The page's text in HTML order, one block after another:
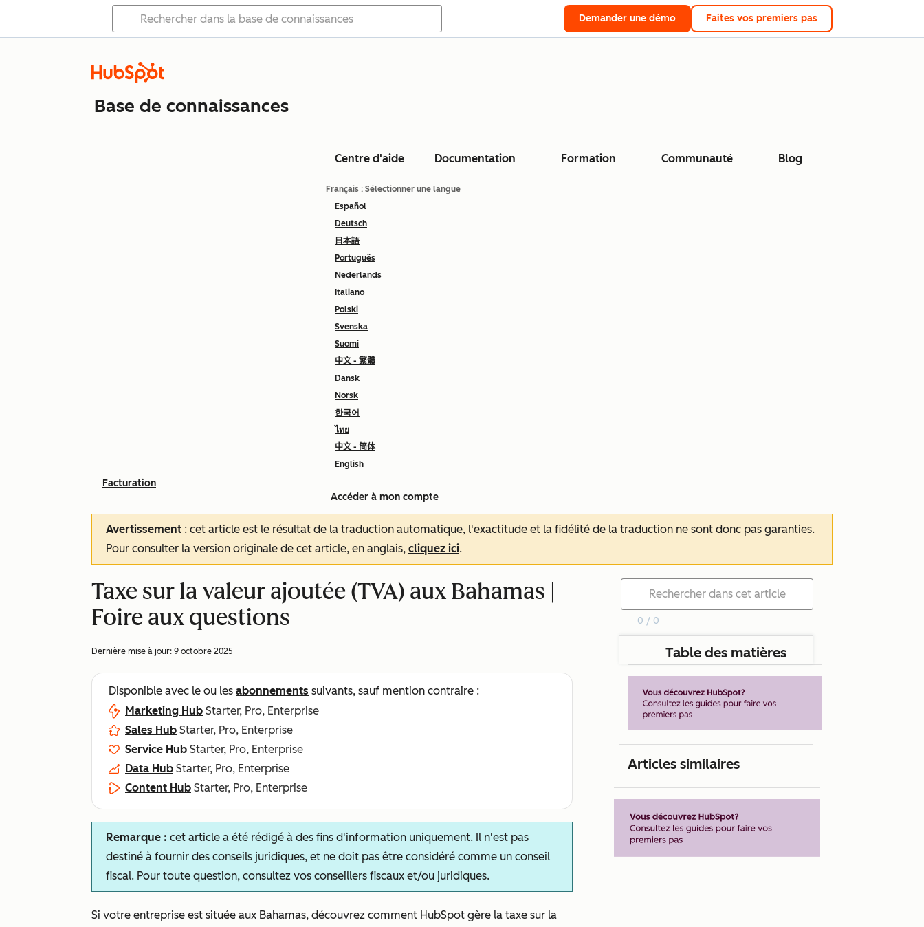
Demander une démo Faites vos premiers pas
Base de connaissances
Centre d'aide Documentation Formation Communauté Blog
Français : Sélectionner une langue
Español
Deutsch
日本語
Português
Nederlands
Italiano
Polski
Svenska
Suomi
中文 - 繁體
Dansk
Norsk
한국어
ไทย
中文 - 简体
English
Accéder à mon compte
Facturation
Avertissement : cet article est le résultat de la traduction automatique, l'exactitude et la fidélité de la traduction ne sont donc pas garanties.
Pour consulter la version originale de cet article, en anglais, cliquez ici.
Taxe sur la valeur ajoutée (TVA) aux Bahamas |
Foire aux questions
Dernière mise à jour: 9 octobre 2025
Disponible avec le ou les abonnements suivants, sauf mention contraire :
Marketing Hub Starter, Pro, Enterprise
Sales Hub Starter, Pro, Enterprise
Service Hub Starter, Pro, Enterprise
Data Hub Starter, Pro, Enterprise
Content Hub Starter, Pro, Enterprise
Remarque : cet article a été rédigé à des fins d'information uniquement. Il n'est pas
destiné à fournir des conseils juridiques, et ne doit pas être considéré comme un conseil
fiscal. Pour toute question, consultez vos conseillers fiscaux et/ou juridiques.
Si votre entreprise est située aux Bahamas, découvrez comment HubSpot gère la taxe sur la
0 / 0
Table des matières
Articles similaires